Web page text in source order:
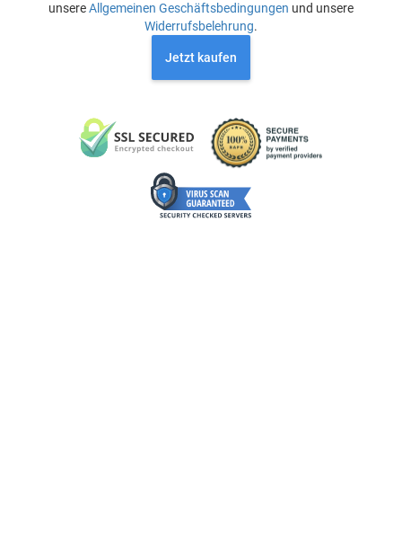
unsereAllgemeinen Geschäftsbedingungen und unsere
Widerrufsbelehrung.
Jetzt kaufen